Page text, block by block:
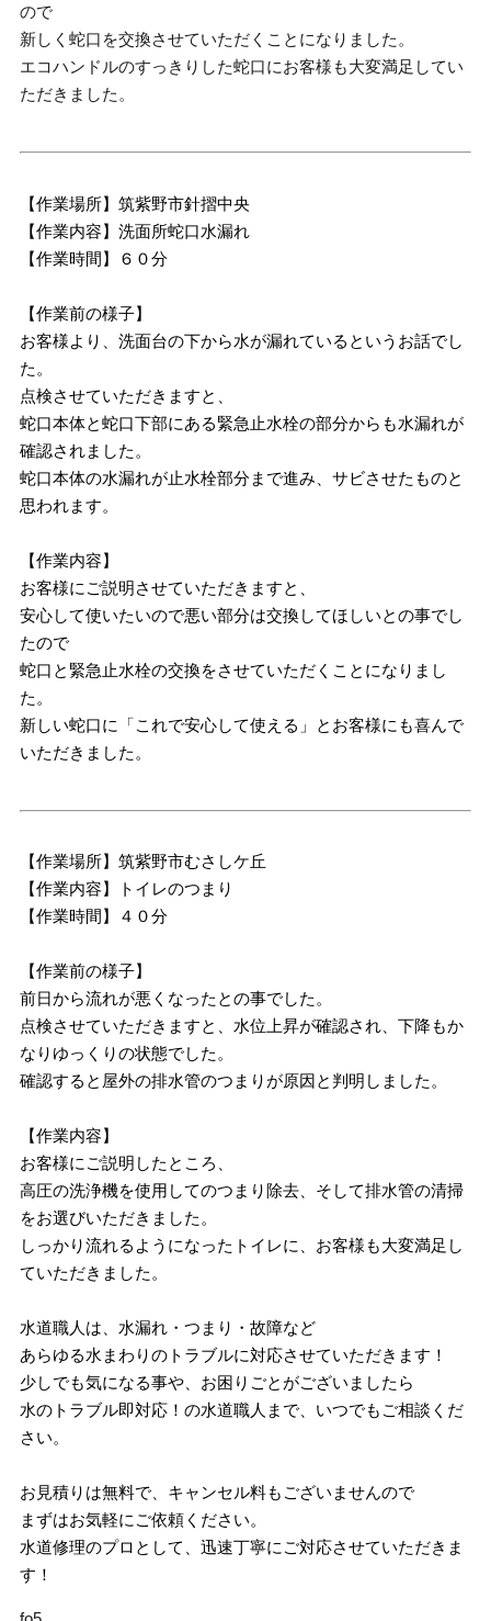
ので
新しく蛇口を交換させていただくことになりました。
エコハンドルのすっきりした蛇口にお客様も大変満足してい
ただきました。
【作業場所】筑紫野市針摺中央
【作業内容】洗面所蛇口水漏れ
【作業時間】６０分
【作業前の様子】
お客様より、洗面台の下から水が漏れているというお話でし
た。
点検させていただきますと、
蛇口本体と蛇口下部にある緊急止水栓の部分からも水漏れが
確認されました。
蛇口本体の水漏れが止水栓部分まで進み、サビさせたものと
思われます。
【作業内容】
お客様にご説明させていただきますと、
安心して使いたいので悪い部分は交換してほしいとの事でし
たので
蛇口と緊急止水栓の交換をさせていただくことになりまし
た。
新しい蛇口に「これで安心して使える」とお客様にも喜んで
いただきました。
【作業場所】筑紫野市むさしケ丘
【作業内容】トイレのつまり
【作業時間】４０分
【作業前の様子】
前日から流れが悪くなったとの事でした。
点検させていただきますと、水位上昇が確認され、下降もか
なりゆっくりの状態でした。
確認すると屋外の排水管のつまりが原因と判明しました。
【作業内容】
お客様にご説明したところ、
高圧の洗浄機を使用してのつまり除去、そして排水管の清掃
をお選びいただきました。
しっかり流れるようになったトイレに、お客様も大変満足し
ていただきました。
水道職人は、水漏れ・つまり・故障など
あらゆる水まわりのトラブルに対応させていただきます！
少しでも気になる事や、お困りごとがございましたら
水のトラブル即対応！の水道職人まで、いつでもご相談くだ
さい。
お見積りは無料で、キャンセル料もございませんので
まずはお気軽にご依頼ください。
水道修理のプロとして、迅速丁寧にご対応させていただきま
す！